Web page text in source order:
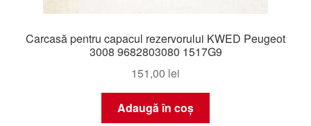
Carcasă pentru capacul rezervorului KWED Peugeot
3008 9682803080 1517G9
151,00 lei
Adaugă în coș